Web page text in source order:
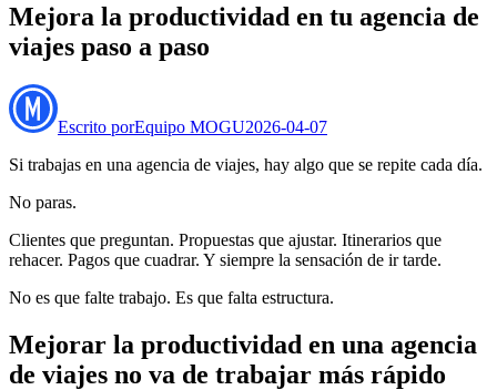
Mejora la productividad en tu agencia de
viajes paso a paso
Escrito porEquipo MOGU2026-04-07
Si trabajas en una agencia de viajes, hay algo que se repite cada día.
No paras.
Clientes que preguntan. Propuestas que ajustar. Itinerarios que
rehacer. Pagos que cuadrar. Y siempre la sensación de ir tarde.
No es que falte trabajo. Es que falta estructura.
Mejorar la productividad en una agencia
de viajes no va de trabajar más rápido